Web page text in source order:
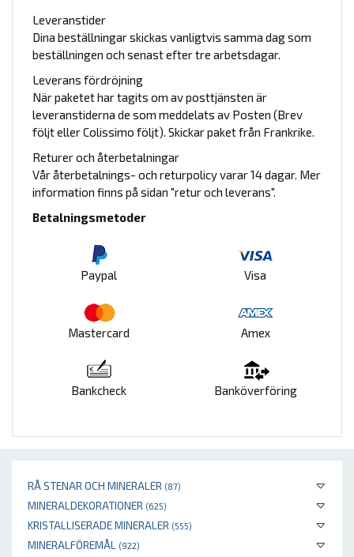
RÅ STENAR OCH MINERALER (87)
MINERALDEKORATIONER (625)
KRISTALLISERADE MINERALER (555)
MINERALFÖREMÅL (922)
Leveranstider
Dina beställningar skickas vanligtvis samma dag som
beställningen och senast efter tre arbetsdagar.
Leverans fördröjning
När paketet har tagits om av posttjänsten är
leveranstiderna de som meddelats av Posten (Brev
följt eller Colissimo följt). Skickar paket från Frankrike.
Returer och återbetalningar
Vår återbetalnings- och returpolicy varar 14 dagar. Mer
information finns på sidan "retur och leverans".
Betalningsmetoder
Paypal Visa
Mastercard Amex
Bankcheck Banköverföring